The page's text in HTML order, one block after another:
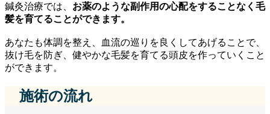
鍼灸治療では、 お薬のような副作用の心配をすることなく毛
髪を育てることができます。
あなたも体調を整え、血流の巡りを良くしてあげることで、
抜け毛を防ぎ、健やかな毛髪を育てる頭皮を作っていくこと
ができます。
施術の流れ